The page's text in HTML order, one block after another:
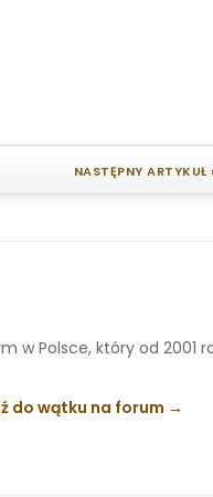
NASTĘPNY ARTYKUŁ
Polsce, który od 2001
do wątku na forum